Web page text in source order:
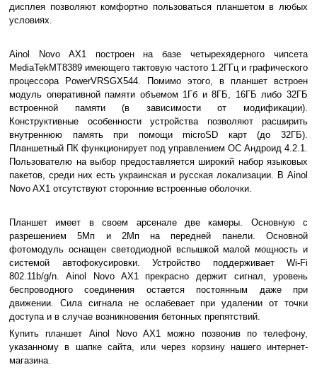
дисплея позволяют комфортно пользоваться планшетом в любых
условиях.
Ainol Novo AX1 построен на базе четырехядерного чипсета
MediaTekMT8389 имеющего тактовую частото 1.2ГГц и графического
процессора PowerVRSGX544. Помимо этого, в планшет встроен
модуль оперативной памяти объемом 1Гб и 8ГБ, 16ГБ либо 32ГБ
встроенной памяти (в зависимости от модификации).
Конструктивные особенности устройства позволяют расширить
внутреннюю память при помощи microSD карт (до 32ГБ).
Планшетный ПК функционирует под управлением ОС Андроид 4.2.1.
Пользователю на выбор предоставляется широкий набор языковых
пакетов, среди них есть украинская и русская локализации. В Ainol
Novo AX1 отсутствуют сторонние встроенные оболочки.
Планшет имеет в своем арсенале две камеры. Основную с
разрешением 5Мп и 2Мп на передней панели. Основной
фотомодуль оснащен светодиодной вспышкой малой мощность и
системой автофокусировки. Устройство поддерживает Wi-Fi
802.11b/g/n. Ainol Novo AX1 прекрасно держит сигнал, уровень
беспроводного соединения остается постоянным даже при
движении. Сила сигнала не ослабевает при удалении от точки
доступа и в случае возникновения бетонных препятствий.
Купить планшет Ainol Novo AX1 можно позвонив по телефону,
указанному в шапке сайта, или через корзину нашего интернет-
магазина.